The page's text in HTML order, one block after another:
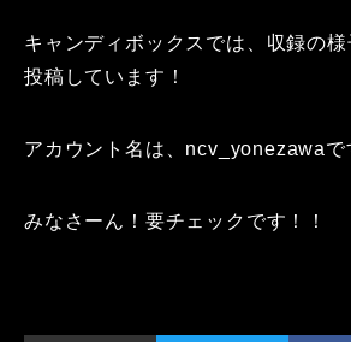
キャンディボックスでは、収録の
投稿しています！
アカウント名は、ncv_yonezawaで
みなさーん！要チェックです！！